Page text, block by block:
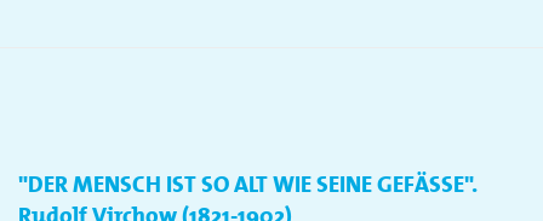
"DER MENSCH IST SO ALT WIE SEINE GEFÄSSE".